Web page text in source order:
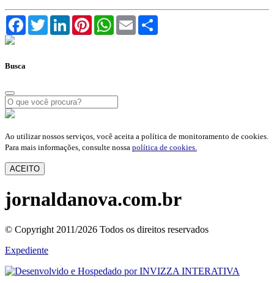
FacebookTwitterLinkedInPinterestWhatsApp
Email
Busca
Ao utilizar nossos serviços, você aceita a política de monitoramento de cookies.
Para mais informações, consulte nossa política de cookies.
ACEITO
jornaldanova.com.br
© Copyright 2011/2026 Todos os direitos reservados
Expediente